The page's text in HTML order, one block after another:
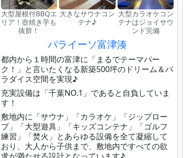
大型屋根付BBQエ
リア！壺焼き芋も
抜群！
大きなサウナコン
テナ♪
大型カラオケコン
テナはジョイサウ
ンド完備
パライーソ富津湊
都内から１時間の富津に「まるでテーマパー
ク！」と言いたくなる新築500坪のドリーム＆パ
ラダイス空間を実現♪
充実設備は「千葉NO.1」であると自負していま
す！
敷地内に「サウナ」「カラオケ」「ジップロー
プ」「大型遊具」「キッズコンテナ」「ゴルフ
練習」「焚火」とあらゆる設備を全て凝縮して
おり、大人から子供まで、敷地内ですべての欲